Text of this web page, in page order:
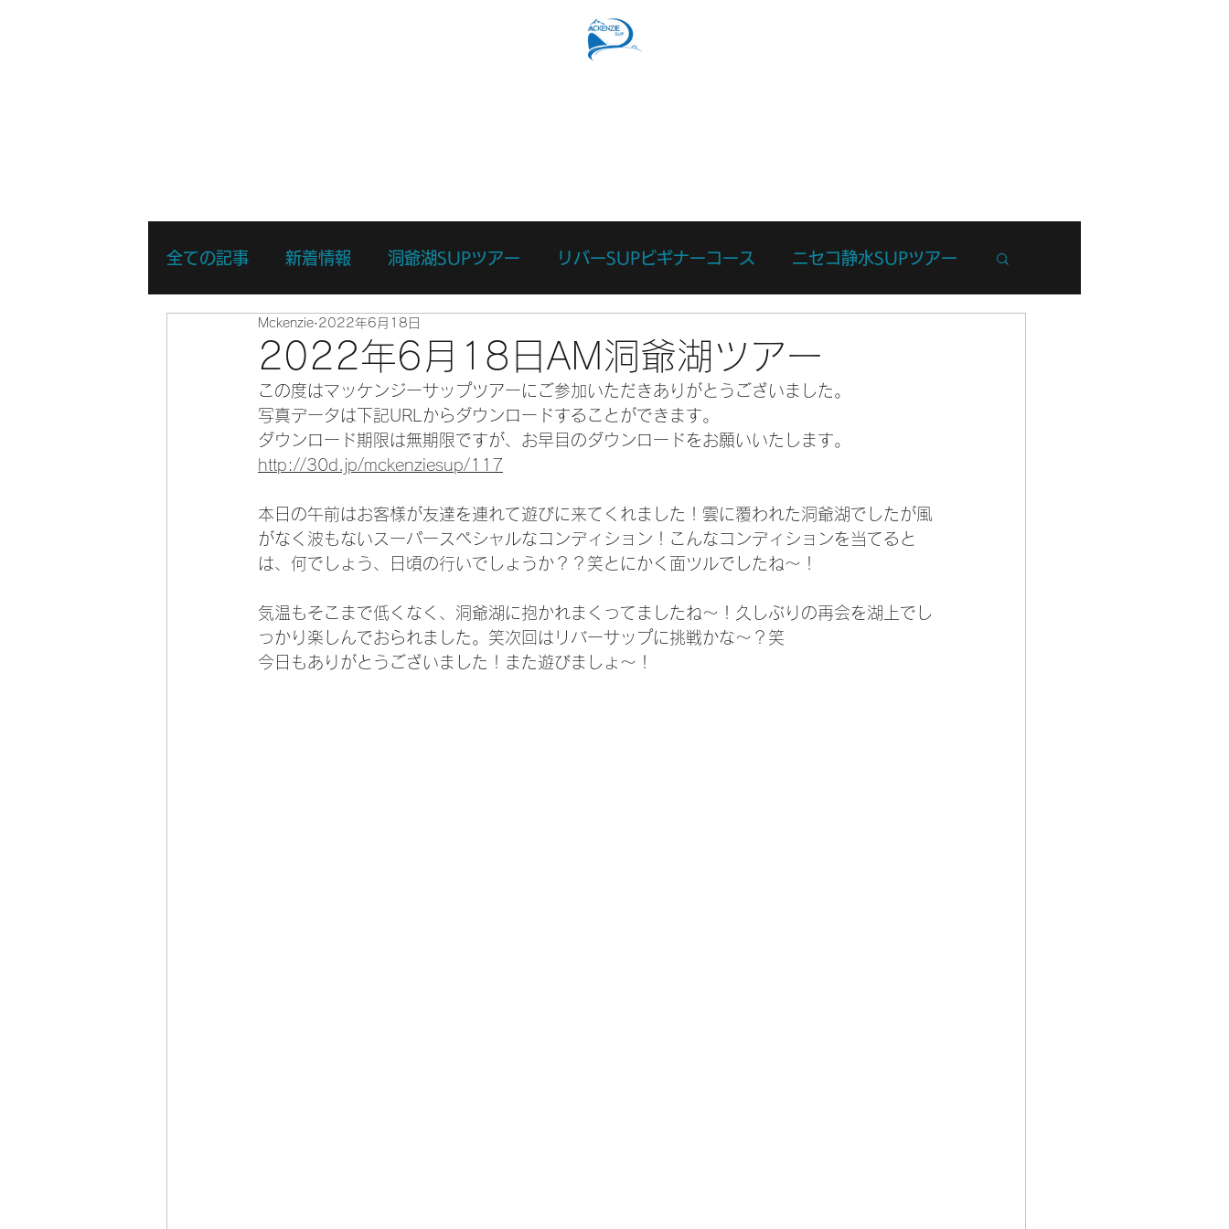
全ての記事 新着情報 洞爺湖SUPツアー リバーSUPビギナーコース ニセコ静水SUPツアー
リバーSUPスキルアップコース
リバーSUPスポットプレイ リバーサーフィン体験 リバーSUP体験
2022年6月18日AM洞爺湖ツアー
Mckenzie 2022年6月18日
この度はマッケンジーサップツアーにご参加いただきありがとうございました。
写真データは下記URLからダウンロードすることができます。
ダウンロード期限は無期限ですが、お早目のダウンロードをお願いいたします。
http://30d.jp/mckenziesup/117
本日の午前はお客様が友達を連れて遊びに来てくれました！雲に覆われた洞爺湖でしたが風
がなく波もないスーパースペシャルなコンディション！こんなコンディションを当てると
は、何でしょう、日頃の行いでしょうか？？笑とにかく面ツルでしたね〜！
気温もそこまで低くなく、洞爺湖に抱かれまくってましたね〜！久しぶりの再会を湖上でし
っかり楽しんでおられました。笑次回はリバーサップに挑戦かな〜？笑
今日もありがとうございました！また遊びましょ〜！